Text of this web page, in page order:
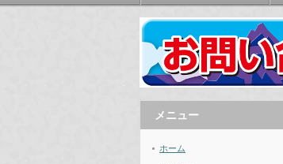
メニュー
ホーム